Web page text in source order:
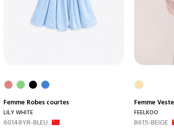
Femme Robes courtes
LILY WHITE
60148YR-BLEU
Femme
FEELKOO
B615-BEIGE